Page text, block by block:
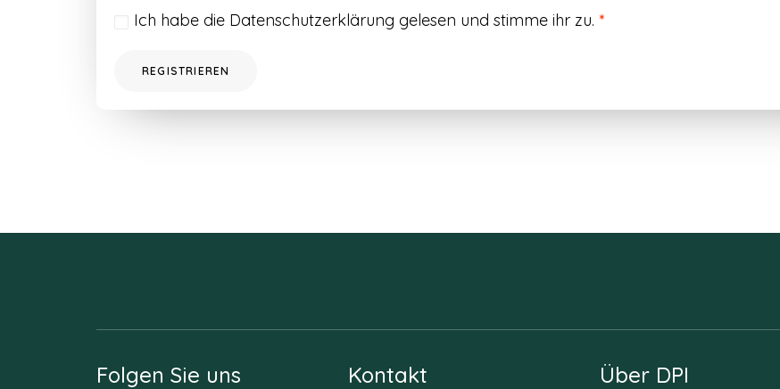
Ich habe die Datenschutzerklärung gelesen und stimme ihr zu. *
REGISTRIEREN
Folgen Sie uns Kontakt Über DPI